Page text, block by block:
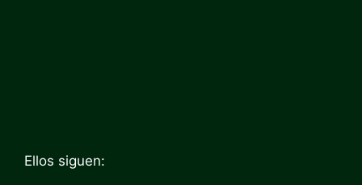
Ellos siguen: